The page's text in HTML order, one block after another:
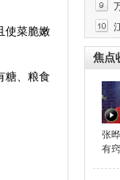
使菜脆嫩
糖、粮食
焦点
张
有